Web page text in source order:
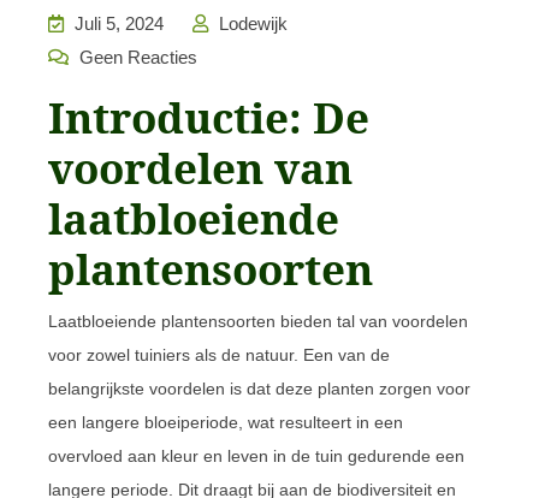
Juli 5, 2024
Lodewijk
Geen Reacties
Introductie: De
voordelen van
laatbloeiende
plantensoorten
Laatbloeiende plantensoorten bieden tal van voordelen
voor zowel tuiniers als de natuur. Een van de
belangrijkste voordelen is dat deze planten zorgen voor
een langere bloeiperiode, wat resulteert in een
overvloed aan kleur en leven in de tuin gedurende een
langere periode. Dit draagt bij aan de biodiversiteit en